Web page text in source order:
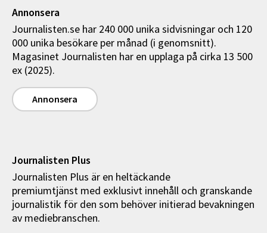
Annonsera
Journalisten.se har 240 000 unika sidvisningar och 120
000 unika besökare per månad (i genomsnitt).
Magasinet Journalisten har en upplaga på cirka 13 500
ex (2025).
Annonsera
Journalisten Plus
Journalisten Plus är en heltäckande
premiumtjänst med exklusivt innehåll och granskande
journalistik för den som behöver initierad bevakningen
av mediebranschen.